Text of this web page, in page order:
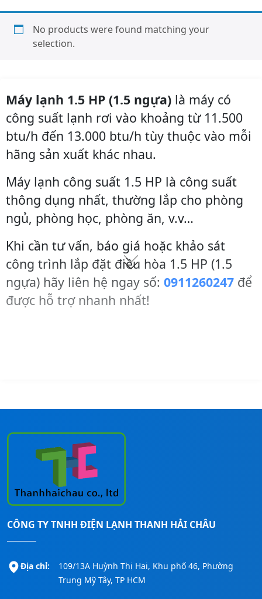
No products were found matching your
selection.
Máy lạnh 1.5 HP (1.5 ngựa) là máy có
công suất lạnh rơi vào khoảng từ 11.500
btu/h đến 13.000 btu/h tùy thuộc vào mỗi
hãng sản xuất khác nhau.
Máy lạnh công suất 1.5 HP là công suất
thông dụng nhất, thường lắp cho phòng
ngủ, phòng học, phòng ăn, v.v…
Khi cần tư vấn, báo giá hoặc khảo sát
công trình lắp đặt điều hòa 1.5 HP (1.5
ngựa) hãy liên hệ ngay số: 0911260247 để
được hỗ trợ nhanh nhất!
CÔNG TY TNHH ĐIỆN LẠNH THANH HẢI CHÂU
Địa chỉ:
109/13A Huỳnh Thị Hai, Khu phố 46, Phường
Trung Mỹ Tây, TP HCM